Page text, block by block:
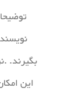
بگیرند.
این